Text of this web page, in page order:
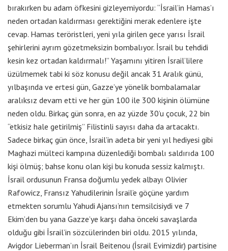
bırakırken bu adam öfkesini gizleyemiyordu: “İsrail’in Hamas’ı
neden ortadan kaldırması gerektiğini merak edenlere işte
cevap. Hamas teröristleri, yeni yıla girilen gece yarısı İsrail
şehirlerini ayrım gözetmeksizin bombalıyor. İsrail bu tehdidi
kesin kez ortadan kaldırmalı!” Yaşamını yitiren İsrail’lilere
üzülmemek tabi ki söz konusu değil ancak 31 Aralık günü,
yılbaşında ve ertesi gün, Gazze’ye yönelik bombalamalar
aralıksız devam etti ve her gün 100 ile 300 kişinin ölümüne
neden oldu. Birkaç gün sonra, en az yüzde 30’u çocuk, 22 bin
“etkisiz hale getirilmiş” Filistinli sayısı daha da artacaktı.
Sadece birkaç gün önce, İsrail’in adeta bir yeni yıl hediyesi gibi
Maghazi mülteci kampına düzenlediği bombalı saldırıda 100
kişi ölmüş; bahse konu olan kişi bu konuda sessiz kalmıştı.
İsrail ordusunun Fransa doğumlu yedek albayı Olivier
Rafowicz, Fransız Yahudilerinin İsrail’e göçüne yardım
etmekten sorumlu Yahudi Ajansı’nın temsilcisiydi ve 7
Ekim’den bu yana Gazze’ye karşı daha önceki savaşlarda
olduğu gibi İsrail’in sözcülerinden biri oldu. 2015 yılında,
Avigdor Lieberman’ın İsrail Beitenou (İsrail Evimizdir) partisine